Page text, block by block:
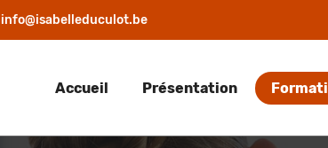
info@isabelleduculot.be
Accueil Présentation